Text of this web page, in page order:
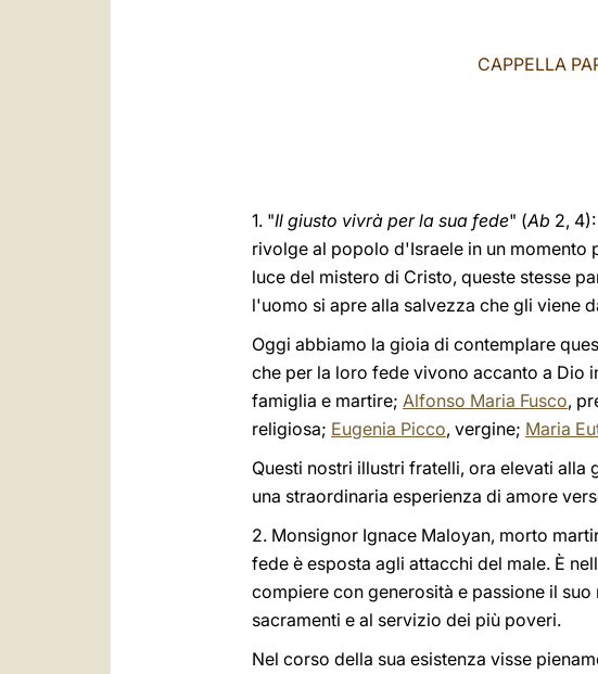
CAPPELLA
1. "Il giusto vivrà per la sua fede" (Ab 2,
rivolge al popolo d'Israele in un momento
luce del mistero di Cristo, queste stesse
l'uomo si apre alla salvezza che gli viene
Oggi abbiamo la gioia di contemplare
che per la loro fede vivono accanto a Dio
famiglia e martire; Alfonso Maria Fusco,
religiosa; Eugenia Picco, vergine; Maria
Questi nostri illustri fratelli, ora elevati
una straordinaria esperienza di amore
2. Monsignor Ignace Maloyan, morto
fede è esposta agli attacchi del male. È
compiere con generosità e passione il
sacramenti e al servizio dei più poveri.
Nel corso della sua esistenza visse